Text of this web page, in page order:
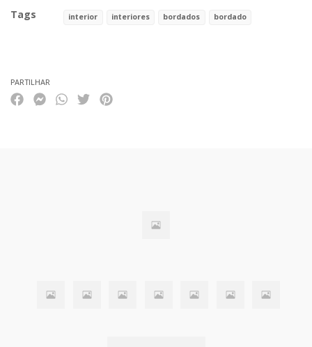
Tags interior interiores bordados bordado
PARTILHAR